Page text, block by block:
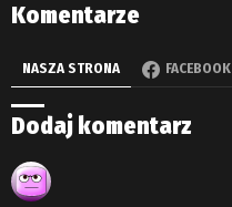
Komentarze
NASZA STRONA FACEBOOK
Dodaj komentarz